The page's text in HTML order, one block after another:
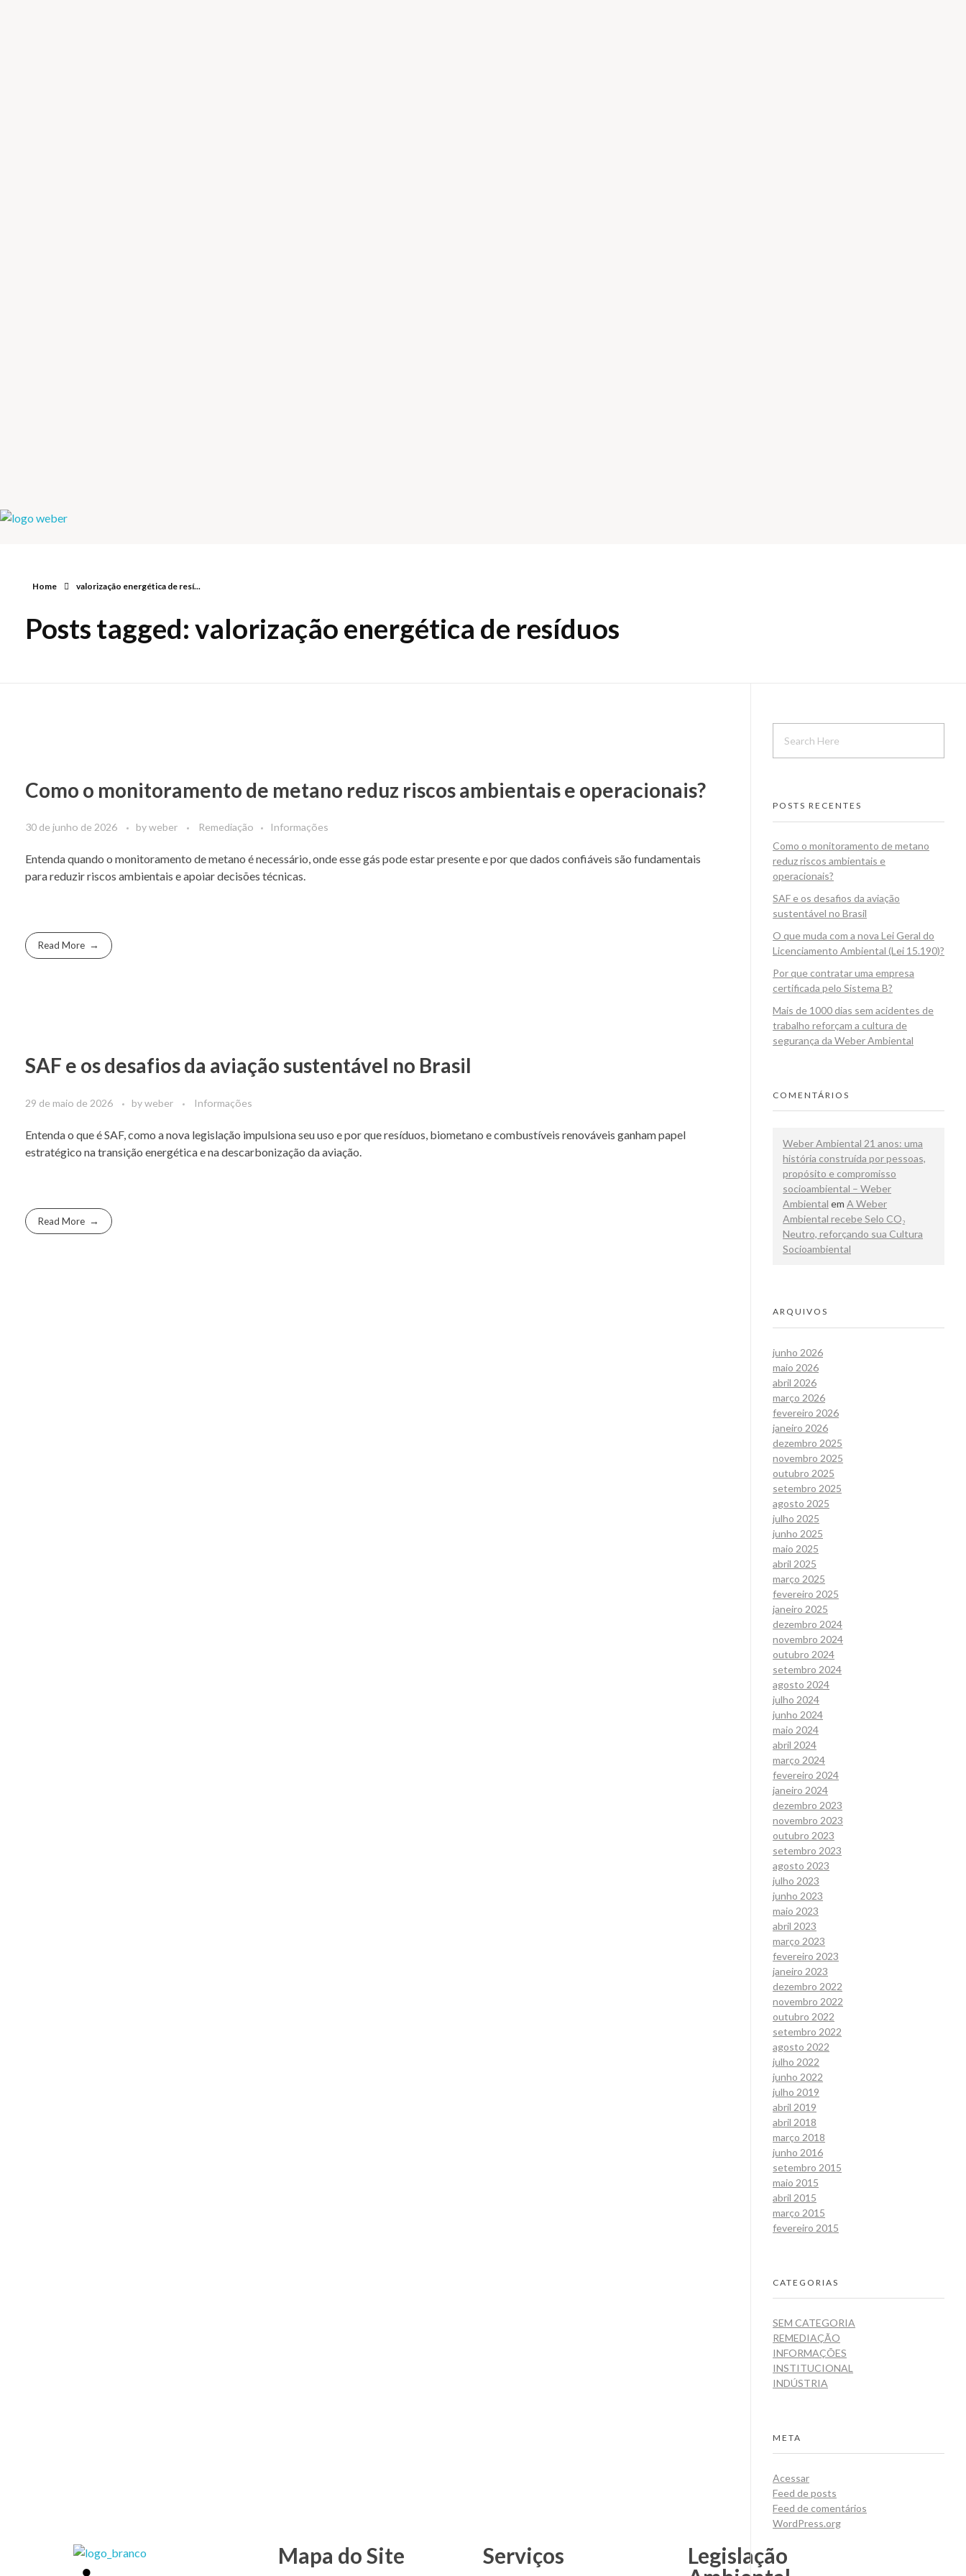
Home valorização energética de resí...
Posts tagged: valorização energética de resíduos
Como o monitoramento de metano reduz riscos ambientais e operacionais?
30 de junho de 2026 byweber Remediação Informações
Entenda quando o monitoramento de metano é necessário, onde esse gás pode estar presente e por que dados confiáveis são fundamentais
para reduzir riscos ambientais e apoiar decisões técnicas.
Read More
SAF e os desafios da aviação sustentável no Brasil
29 de maio de 2026 byweber Informações
Entenda o que é SAF, como a nova legislação impulsiona seu uso e por que resíduos, biometano e combustíveis renováveis ganham papel
estratégico na transição energética e na descarbonização da aviação.
Read More
POSTS RECENTES
Como o monitoramento de metano
reduz riscos ambientais e
operacionais?
SAF e os desafios da aviação
sustentável no Brasil
O que muda com a nova Lei Geral do
Licenciamento Ambiental (Lei 15.190)?
Por que contratar uma empresa
certificada pelo Sistema B?
Mais de 1000 dias sem acidentes de
trabalho reforçam a cultura de
segurança da Weber Ambiental
COMENTÁRIOS
Weber Ambiental 21 anos: uma
história construída por pessoas,
propósito e compromisso
socioambiental – Weber
Ambiental em A Weber
Ambiental recebe Selo CO₂
Neutro, reforçando sua Cultura
Socioambiental
ARQUIVOS
junho 2026
maio 2026
abril 2026
março 2026
fevereiro 2026
janeiro 2026
dezembro 2025
novembro 2025
outubro 2025
setembro 2025
agosto 2025
julho 2025
junho 2025
maio 2025
abril 2025
março 2025
fevereiro 2025
janeiro 2025
dezembro 2024
novembro 2024
outubro 2024
setembro 2024
agosto 2024
julho 2024
junho 2024
maio 2024
abril 2024
março 2024
fevereiro 2024
janeiro 2024
dezembro 2023
novembro 2023
outubro 2023
setembro 2023
agosto 2023
julho 2023
junho 2023
maio 2023
abril 2023
março 2023
fevereiro 2023
janeiro 2023
dezembro 2022
novembro 2022
outubro 2022
setembro 2022
agosto 2022
julho 2022
junho 2022
julho 2019
abril 2019
abril 2018
março 2018
junho 2016
setembro 2015
maio 2015
abril 2015
março 2015
fevereiro 2015
CATEGORIAS
SEM CATEGORIA
REMEDIAÇÃO
INFORMAÇÕES
INSTITUCIONAL
INDÚSTRIA
META
Acessar
Feed de posts
Feed de comentários
WordPress.org
Weber Ambiental
Consultoria e Engenharia Ambiental Mapa do Site Serviços
Legislação